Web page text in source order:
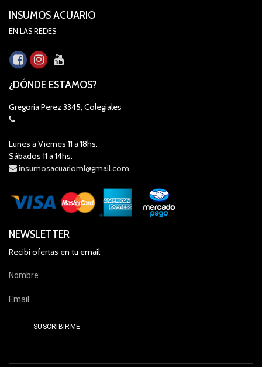
INSUMOS ACUARIO
EN LAS REDES
¿DÓNDE ESTAMOS?
Gregoria Perez 3345, Colegiales
Lunes a Viernes 11 a 18hs.
Sábados 11 a 14hs.
insumosacuarioml@gmail.com
NEWSLETTER
Recibí ofertas en tu email